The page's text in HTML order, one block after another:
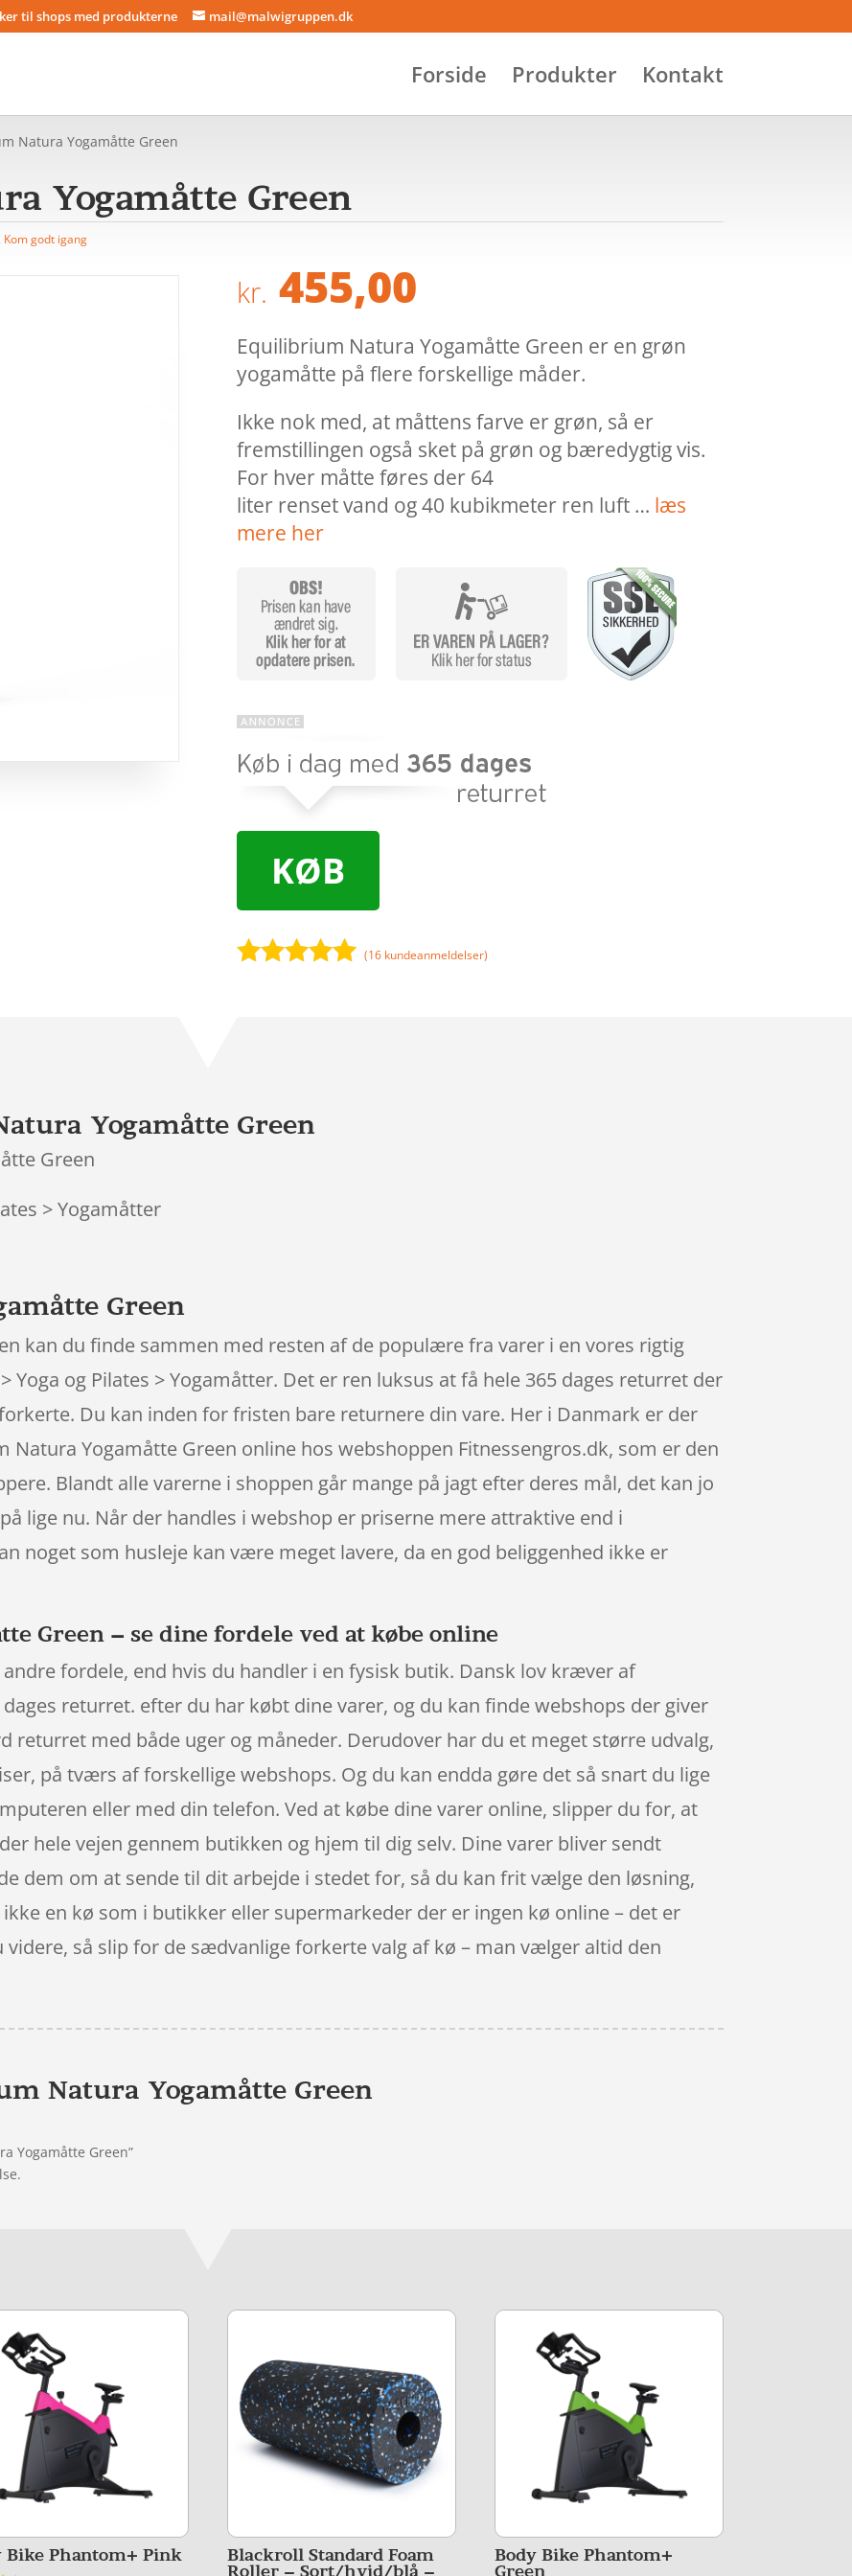
til shops med produkterne mail@malwigruppen.dk
Forside Produkter Kontakt
Natura Yogamåtte Green
Yogamåtte Green
Kom godt igang
kr. 455,00
Equilibrium Natura Yogamåtte Green er en grøn
yogamåtte på flere forskellige måder.
Ikke nok med, at måttens farve er grøn, så er
fremstillingen også sket på grøn og bæredygtig vis.
For hver måtte føres der 64
liter renset vand og 40 kubikmeter ren luft … læs
mere her
KØB
(16 kundeanmeldelser)
Yogamåtte Green
Green
> Yogamåtter
Green
kan du finde sammen med resten af de populære fra varer i en vores rigtig
Yoga og Pilates > Yogamåtter. Det er ren luksus at få hele 365 dages returret der
Du kan inden for fristen bare returnere din vare. Her i Danmark er der
Natura Yogamåtte Green online hos webshoppen Fitnessengros.dk, som er den
Blandt alle varerne i shoppen går mange på jagt efter deres mål, det kan jo
lige nu. Når der handles i webshop er priserne mere attraktive end i
noget som husleje kan være meget lavere, da en god beliggenhed ikke er
Green – se dine fordele ved at købe online
fordele, end hvis du handler i en fysisk butik. Dansk lov kræver af
returret. efter du har købt dine varer, og du kan finde webshops der giver
returret med både uger og måneder. Derudover har du et meget større udvalg,
på tværs af forskellige webshops. Og du kan endda gøre det så snart du lige
eller med din telefon. Ved at købe dine varer online, slipper du for, at
hele vejen gennem butikken og hjem til dig selv. Dine varer bliver sendt
dem om at sende til dit arbejde i stedet for, så du kan frit vælge den løsning,
en kø som i butikker eller supermarkeder der er ingen kø online – det er
så slip for de sædvanlige forkerte valg af kø – man vælger altid den
Natura Yogamåtte Green
Yogamåtte Green”
Bike Phantom+ Pink
Blackroll Standard Foam
Roller – Sort/hvid/blå –
Body Bike Phantom+
Green